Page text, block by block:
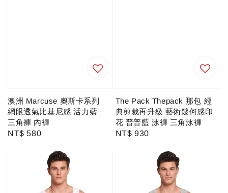
澳洲 Marcuse 奧斯卡系列
網眼透氣比基尼感 活力藍
三角褲 內褲
Regular
NT$ 580
The Pack Thepack 那包 經
典剪裁再升級 藝術幾何感印
花 普普藍 泳褲 三角泳褲
Regular
NT$ 930